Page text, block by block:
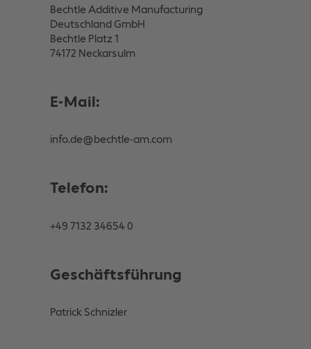
Bechtle Additive Manufacturing
Deutschland GmbH
Bechtle Platz 1
74172 Neckarsulm
E-Mail:
info.de@bechtle-am.com
Telefon:
+49 7132 34654 0
Geschäftsführung
Patrick Schnizler